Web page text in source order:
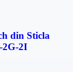
din Sticla
2G-2I